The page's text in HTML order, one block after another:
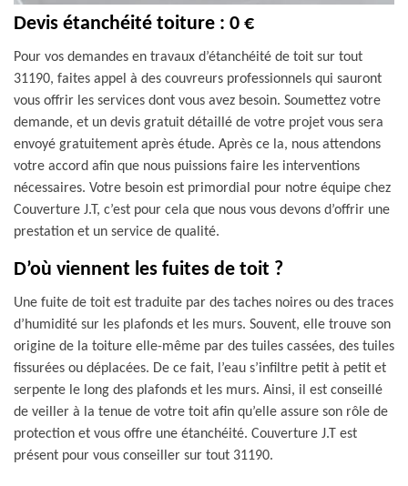
Devis étanchéité toiture : 0 €
Pour vos demandes en travaux d’étanchéité de toit sur tout
31190, faites appel à des couvreurs professionnels qui sauront
vous offrir les services dont vous avez besoin. Soumettez votre
demande, et un devis gratuit détaillé de votre projet vous sera
envoyé gratuitement après étude. Après ce la, nous attendons
votre accord afin que nous puissions faire les interventions
nécessaires. Votre besoin est primordial pour notre équipe chez
Couverture J.T, c’est pour cela que nous vous devons d’offrir une
prestation et un service de qualité.
D’où viennent les fuites de toit ?
Une fuite de toit est traduite par des taches noires ou des traces
d’humidité sur les plafonds et les murs. Souvent, elle trouve son
origine de la toiture elle-même par des tuiles cassées, des tuiles
fissurées ou déplacées. De ce fait, l’eau s’infiltre petit à petit et
serpente le long des plafonds et les murs. Ainsi, il est conseillé
de veiller à la tenue de votre toit afin qu’elle assure son rôle de
protection et vous offre une étanchéité. Couverture J.T est
présent pour vous conseiller sur tout 31190.